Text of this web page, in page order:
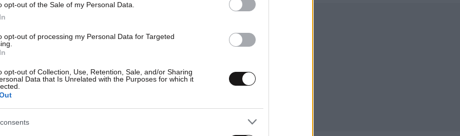
opt-out of the Sale of my Personal Data.
opt-out of processing my Personal Data for Targeted
opt-out of Collection, Use, Retention, Sale, and/or Sharing
Data that Is Unrelated with the Purposes for which it